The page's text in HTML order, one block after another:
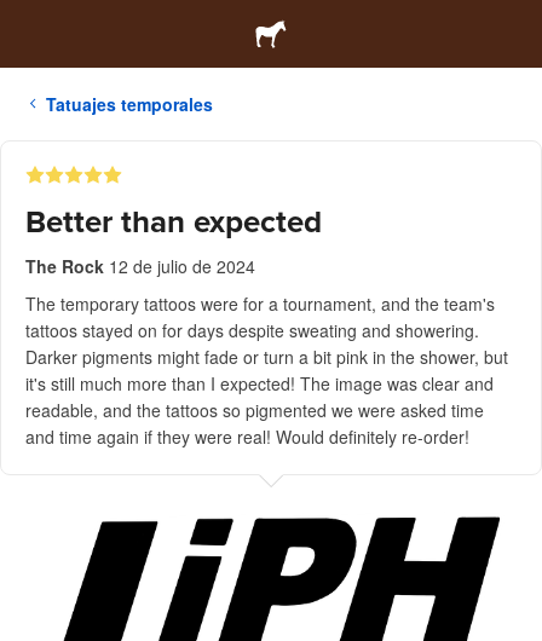
Tatuajes temporales
Better than expected
The Rock 12 de julio de 2024
The temporary tattoos were for a tournament, and the team's
tattoos stayed on for days despite sweating and showering.
Darker pigments might fade or turn a bit pink in the shower, but
it's still much more than I expected! The image was clear and
readable, and the tattoos so pigmented we were asked time
and time again if they were real! Would definitely re-order!